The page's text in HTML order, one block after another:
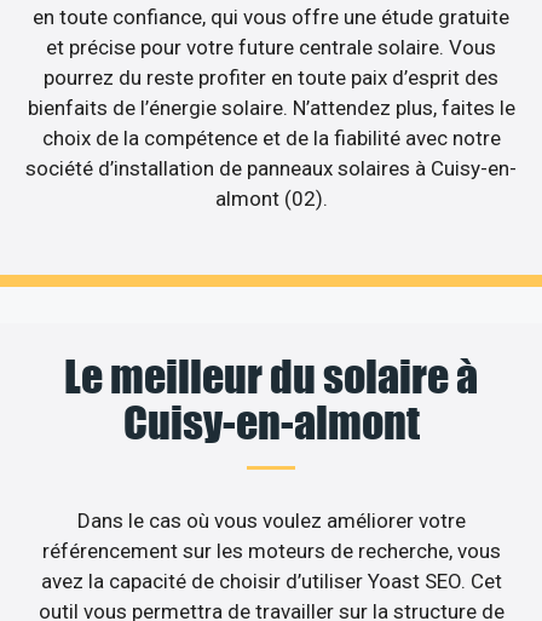
en toute confiance, qui vous offre une étude gratuite
et précise pour votre future centrale solaire. Vous
pourrez du reste profiter en toute paix d’esprit des
bienfaits de l’énergie solaire. N’attendez plus, faites le
choix de la compétence et de la fiabilité avec notre
société d’installation de panneaux solaires à Cuisy-en-
almont (02).
Le meilleur du solaire à
Cuisy-en-almont
Dans le cas où vous voulez améliorer votre
référencement sur les moteurs de recherche, vous
avez la capacité de choisir d’utiliser Yoast SEO. Cet
outil vous permettra de travailler sur la structure de